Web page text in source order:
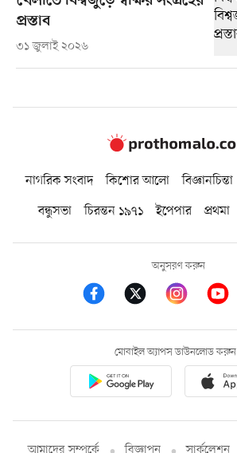
প্রস্তাব
৩১ জুলাই ২০২৬
নাগরিক সংবাদ কিশোর আলো বিজ্ঞানচিন্তা
বন্ধুসভা
চিরন্তন ১৯৭১ ইপেপার প্রথমা
অনুসরণ করুন
মোবাইল অ্যাপস ডাউনলোড করুন